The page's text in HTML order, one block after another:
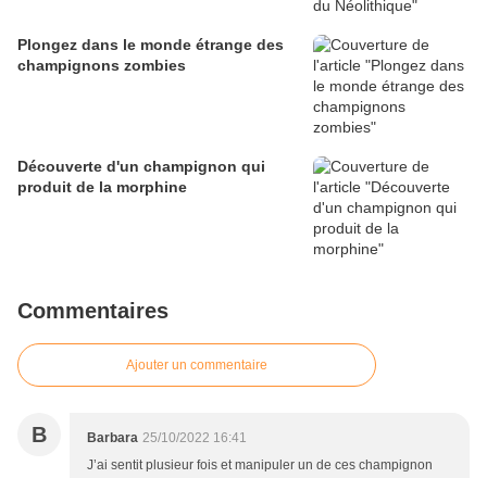
Plongez dans le monde étrange des
champignons zombies
Découverte d'un champignon qui
produit de la morphine
Commentaires
Ajouter un commentaire
B Barbara 25/10/2022 16:41
J’ai sentit plusieur fois et manipuler un de ces champignon